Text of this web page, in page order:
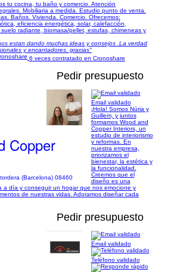
tu cocina, tu baño y comercio. Atención
Mobiliaria a medida. Estudio punto de venta.
Baños. Vivienda. Comercio. Ofrecemos:
eficiencia energética, solar, calefacción,
radiante, biomasa/pellet, estufas, chimeneas y
estan dando muchas ideas y consejos .La verdad
y encantadores. gracias"
6 veces contratado en Cronoshare
Pedir presupuesto
Copper
(Barcelona) 08460
Email validado
¡Hola! Somos Núria y
Guillem, y juntos
formamos Wood and
Copper Interiors, un
estudio de interiorismo
y reformas. En
nuestra empresa,
priorizamos el
bienestar, la estética y
la funcionalidad.
Creemos que el
diseño es una
a día y conseguir un hogar que nos emocione y
de nuestras vidas. Adoramos diseñar cada
Pedir presupuesto
Email validado
Teléfono validado